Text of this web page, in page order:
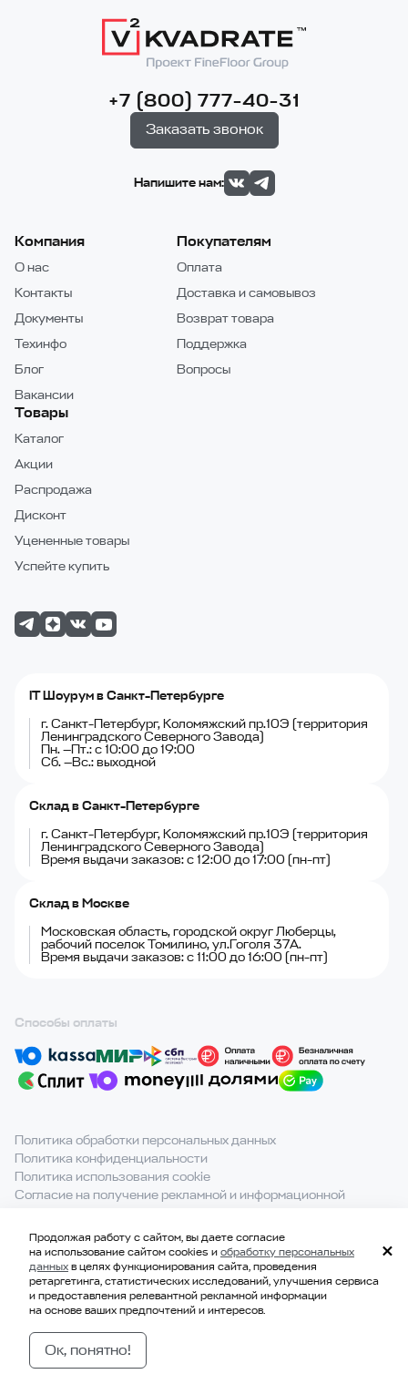
+7 (800) 777-40-31
Заказать звонок
Напишите нам:
Компания
О нас
Контакты
Документы
Техинфо
Блог
Вакансии
Покупателям
Оплата
Доставка и самовывоз
Возврат товара
Поддержка
Вопросы
Товары
Каталог
Акции
Распродажа
Дисконт
Уцененные товары
Успейте купить
IT Шоурум в Санкт-Петербурге
г. Санкт-Петербург, Коломяжский пр.10Э (территория
Ленинградского Северного Завода)
Пн. —Пт.: с 10:00 до 19:00
Сб. —Вс.: выходной
Склад в Санкт-Петербурге
г. Санкт-Петербург, Коломяжский пр.10Э (территория
Ленинградского Северного Завода)
Время выдачи заказов: с 12:00 до 17:00 (пн-пт)
Склад в Москве
Московская область, городской округ Люберцы,
рабочий поселок Томилино, ул.Гоголя 37А.
Время выдачи заказов: с 11:00 до 16:00 (пн-пт)
Способы оплаты
Политика обработки персональных данных
Политика конфиденциальности
Политика использования cookie
Согласие на получение рекламной и информационной
При полном или частичном использовании материалов с
сайта ссылка на источник обязательна.
© 2021-2026, ООО «ВКВАДРАТЕ»
ИНН 7814707183
ОГРН 1177847328229
Продолжая работу с сайтом, вы даете согласие
на использование сайтом cookies иобработку персональных
данныхв целях функционирования сайта, проведения
ретаргетинга, статистических исследований, улучшения сервиса
и предоставления релевантной рекламной информации
на основе ваших предпочтений и интересов.
Ок, понятно!